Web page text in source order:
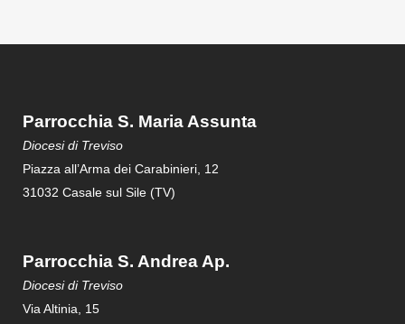
Parrocchia S. Maria Assunta
Diocesi di Treviso
Piazza all’Arma dei Carabinieri, 12
31032 Casale sul Sile (TV)
Parrocchia S. Andrea Ap.
Diocesi di Treviso
Via Altinia, 15